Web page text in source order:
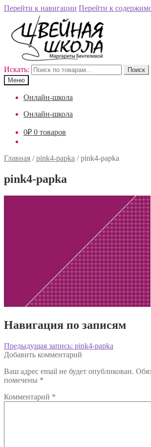
Перейти к навигации Перейти к
Искать:
Поиск
Меню
Онлайн-школа
Онлайн-школа
0₽ 0 товаров
Главная /pink4-papka /pink4-papka
pink4-papka
Навигация по записям
Предыдущая запись: pink4-papka
Добавить комментарий
Ваш адрес email не будет опубликован.
помечены *
Комментарий *